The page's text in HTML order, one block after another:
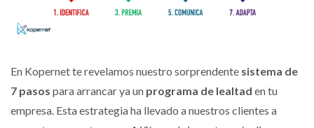
En Kopernet te revelamos nuestro sorprendente sistema de
7 pasos para arrancar ya un programa de lealtad en tu
empresa. Esta estrategia ha llevado a nuestros clientes a